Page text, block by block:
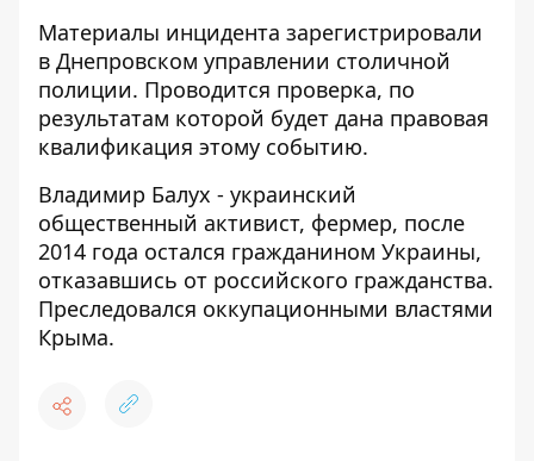
Материалы инцидента зарегистрировали
в Днепровском управлении столичной
полиции. Проводится проверка, по
результатам которой будет дана правовая
квалификация этому событию.
Владимир Балух - украинский
общественный активист, фермер, после
2014 года остался гражданином Украины,
отказавшись от российского гражданства.
Преследовался оккупационными властями
Крыма.